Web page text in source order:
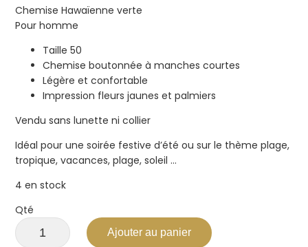
Chemise Hawaïenne verte
Pour homme
Taille 50
Chemise boutonnée à manches courtes
Légère et confortable
Impression fleurs jaunes et palmiers
Vendu sans lunette ni collier
Idéal pour une soirée festive d’été ou sur le thème plage,
tropique, vacances, plage, soleil …
4 en stock
Qté
Ajouter au panier